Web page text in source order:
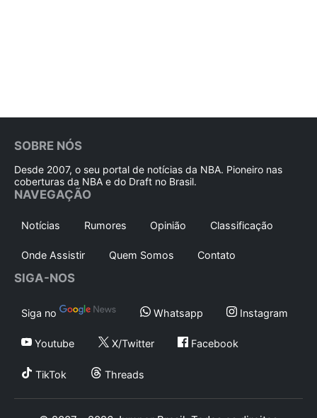
SOBRE NÓS
Desde 2007, o seu portal de notícias da NBA. Pioneiro nas
coberturas da NBA e do Draft no Brasil.
NAVEGAÇÃO
Notícias Rumores Opinião Classificação
Onde Assistir Quem Somos Contato
SIGA-NOS
Siga no Whatsapp Instagram
Youtube X/Twitter Facebook
TikTok Threads